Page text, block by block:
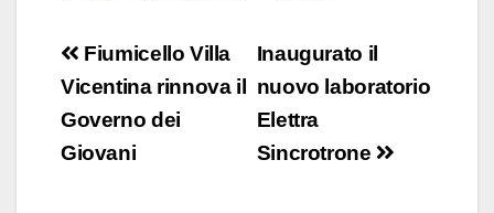
c
e
b
o
at
s
e
dI
ail n
di
di
Navigazione
articoli
Inaugurato il
nuovo laboratorio
Elettra
Sincrotrone
Fiumicello Villa
Vicentina rinnova il
Governo dei
Giovani